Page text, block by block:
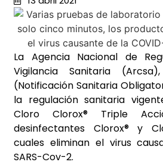
La Agencia Nacional de
Vigilancia Sanitaria
(Notificación Sanitaria
la regulación sanitaria
Cloro Clorox® Triple
desinfectantes Clorox® y
cuales eliminan el virus
SARS-Cov-2.